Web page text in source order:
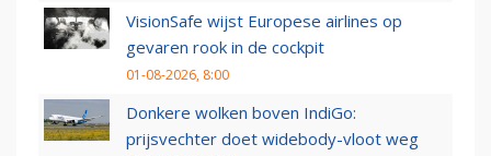
VisionSafe wijst Europese airlines op
gevaren rook in de cockpit
01-08-2026, 8:00
Donkere wolken boven IndiGo:
prijsvechter doet widebody-vloot weg